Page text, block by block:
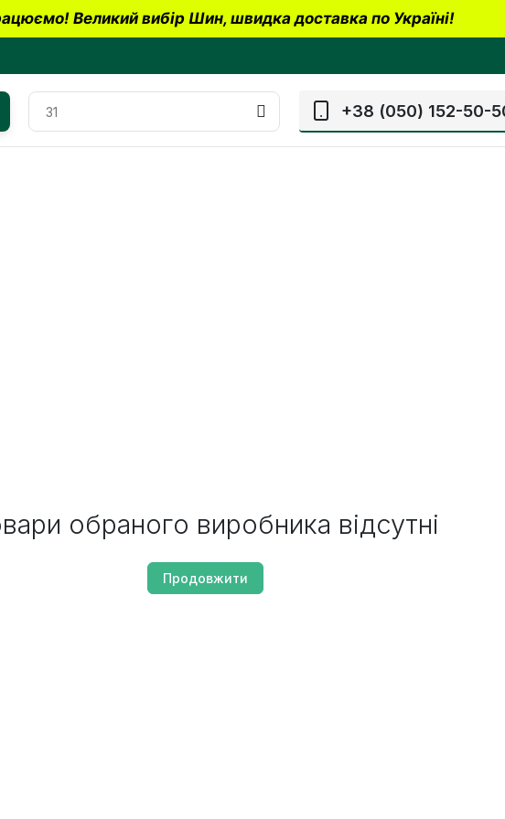
Великий вибір Шин, швидка доставка по Україні!
+38 (050) 152-50-
обраного виробника відсутні
Продовжити